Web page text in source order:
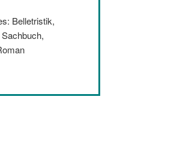
Belletristik,